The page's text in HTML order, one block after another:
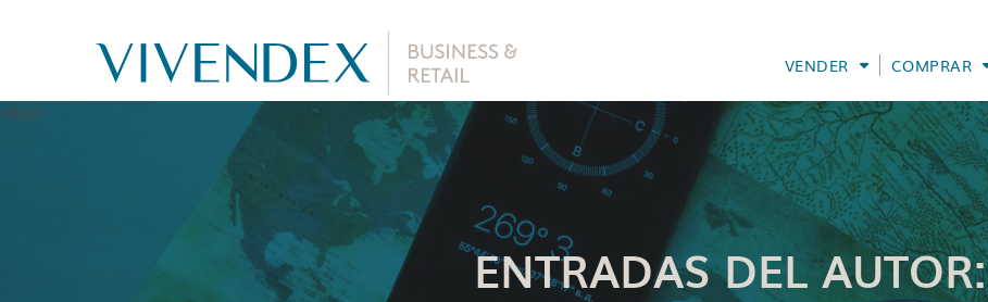
VENDER COMPRAR
ENTRADAS DEL AUTOR: